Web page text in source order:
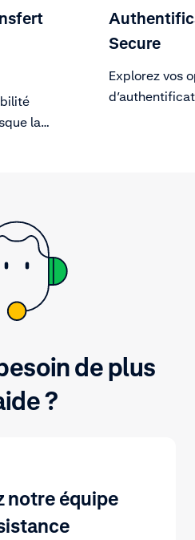
la
Secure
Explorez vos
de plus
?
notre équipe